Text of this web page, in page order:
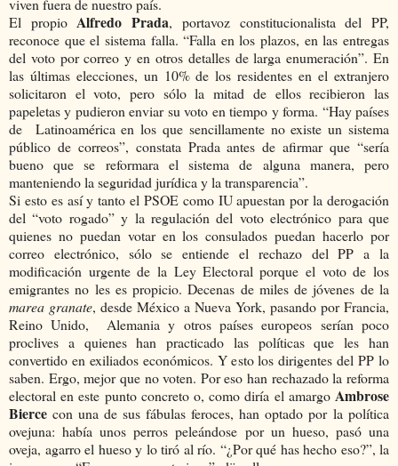
viven fuera de nuestro país.
El propioAlfredo Prada, portavoz constitucionalista del PP,
reconoce que el sistema falla. “Falla en los plazos, en las entregas
del voto por correo y en otros detalles de larga enumeración”. En
las últimas elecciones, un 10% de los residentes en el extranjero
solicitaron el voto, pero sólo la mitad de ellos recibieron las
papeletas y pudieron enviar su voto en tiempo y forma. “Hay países
de Latinoamérica en los que sencillamente no existe un sistema
público de correos”, constata Prada antes de afirmar que “sería
bueno que se reformara el sistema de alguna manera, pero
manteniendo la seguridad jurídica y la transparencia”.
Si esto es así y tanto el PSOE como IU apuestan por la derogación
del “voto rogado” y la regulación del voto electrónico para que
quienes no puedan votar en los consulados puedan hacerlo por
correo electrónico, sólo se entiende el rechazo del PP a la
modificación urgente de la Ley Electoral porque el voto de los
emigrantes no les es propicio. Decenas de miles de jóvenes de la
marea granate, desde México a Nueva York, pasando por Francia,
Reino Unido, Alemania y otros países europeos serían poco
proclives a quienes han practicado las políticas que les han
convertido en exiliados económicos. Y esto los dirigentes del PP lo
saben. Ergo, mejor que no voten. Por eso han rechazado la reforma
electoral en este punto concreto o, como diría el amargo Ambrose
Bierce con una de sus fábulas feroces, han optado por la política
ovejuna: había unos perros peleándose por un hueso, pasó una
oveja, agarro el hueso y lo tiró al río. “¿Por qué has hecho eso?”, la